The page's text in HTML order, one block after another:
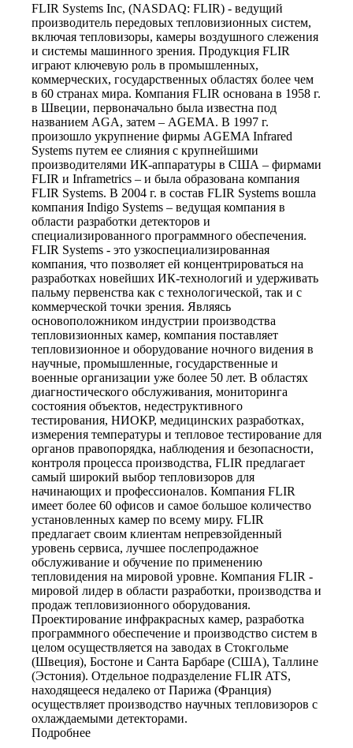
FLIR Systems Inc, (NASDAQ: FLIR) - ведущий
производитель передовых тепловизионных систем,
включая тепловизоры, камеры воздушного слежения
и системы машинного зрения. Продукция FLIR
играют ключевую роль в промышленных,
коммерческих, государственных областях более чем
в 60 странах мира. Компания FLIR основана в 1958 г.
в Швеции, первоначально была известна под
названием AGA, затем – AGEMA. В 1997 г.
произошло укрупнение фирмы AGEMA Infrared
Systems путем ее слияния с крупнейшими
производителями ИК-аппаратуры в США – фирмами
FLIR и Inframetrics – и была образована компания
FLIR Systems. В 2004 г. в состав FLIR Systems вошла
компания Indigo Systems – ведущая компания в
области разработки детекторов и
специализированного программного обеспечения.
FLIR Systems - это узкоспециализированная
компания, что позволяет ей концентрироваться на
разработках новейших ИК-технологий и удерживать
пальму первенства как с технологической, так и с
коммерческой точки зрения. Являясь
основоположником индустрии производства
тепловизионных камер, компания поставляет
тепловизионное и оборудование ночного видения в
научные, промышленные, государственные и
военные организации уже более 50 лет. В областях
диагностического обслуживания, мониторинга
состояния объектов, недеструктивного
тестирования, НИОКР, медицинских разработках,
измерения температуры и тепловое тестирование для
органов правопорядка, наблюдения и безопасности,
контроля процесса производства, FLIR предлагает
самый широкий выбор тепловизоров для
начинающих и профессионалов. Компания FLIR
имеет более 60 офисов и самое большое количество
установленных камер по всему миру. FLIR
предлагает своим клиентам непревзойденный
уровень сервиса, лучшее послепродажное
обслуживание и обучение по применению
тепловидения на мировой уровне. Компания FLIR -
мировой лидер в области разработки, производства и
продаж тепловизионного оборудования.
Проектирование инфракрасных камер, разработка
программного обеспечение и производство систем в
целом осуществляется на заводах в Стокгольме
(Швеция), Бостоне и Санта Барбаре (США), Таллине
(Эстония). Отдельное подразделение FLIR ATS,
находящееся недалеко от Парижа (Франция)
осуществляет производство научных тепловизоров с
охлаждаемыми детекторами.
Подробнее